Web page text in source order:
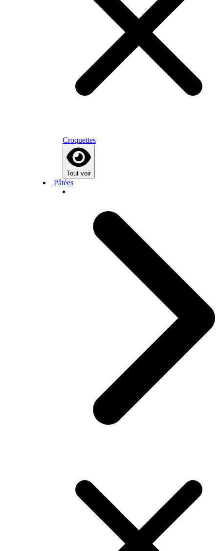
Croquettes
Tout voir
Pâtées